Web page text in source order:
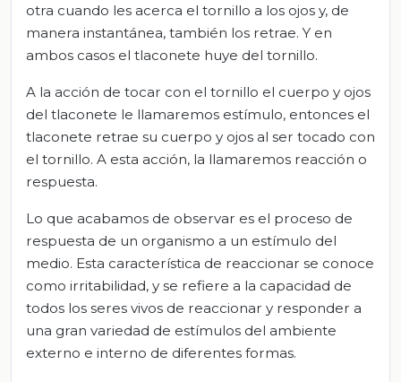
otra cuando les acerca el tornillo a los ojos y, de
manera instantánea, también los retrae. Y en
ambos casos el tlaconete huye del tornillo.
A la acción de tocar con el tornillo el cuerpo y ojos
del tlaconete le llamaremos estímulo, entonces el
tlaconete retrae su cuerpo y ojos al ser tocado con
el tornillo. A esta acción, la llamaremos reacción o
respuesta.
Lo que acabamos de observar es el proceso de
respuesta de un organismo a un estímulo del
medio. Esta característica de reaccionar se conoce
como irritabilidad, y se refiere a la capacidad de
todos los seres vivos de reaccionar y responder a
una gran variedad de estímulos del ambiente
externo e interno de diferentes formas.